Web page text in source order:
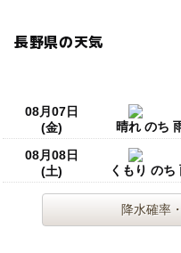
長野県の天気
08月07日
(金)
晴れ のち
08月08日
(土)
くもり のち
降水確率